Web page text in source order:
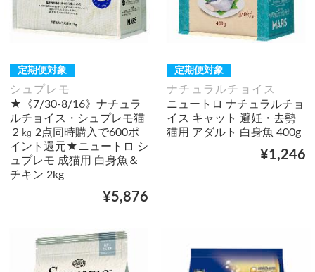
定期便対象
シュプレモ
★《7/30-8/16》ナチュラ
ルチョイス・シュプレモ猫
２㎏ 2点同時購入で600ポ
イント還元★ニュートロ シ
ュプレモ 成猫用 白身魚＆
チキン 2kg
¥5,876
定期便対象
ナチュラルチョイス
ニュートロ ナチュラルチョ
イス キャット 避妊・去勢
猫用 アダルト 白身魚 400g
¥1,246